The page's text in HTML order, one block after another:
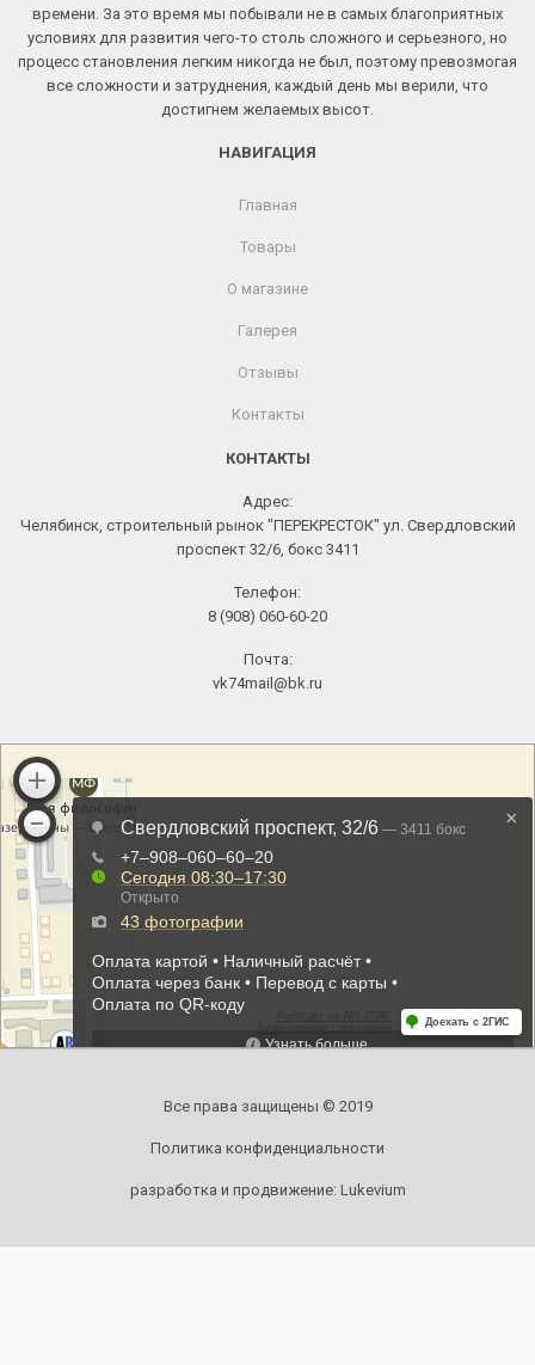
времени. За это время мы побывали не в самых благоприятных
условиях для развития чего-то столь сложного и серьезного, но
процесс становления легким никогда не был, поэтому превозмогая
все сложности и затруднения, каждый день мы верили, что
достигнем желаемых высот.
НАВИГАЦИЯ
Главная
Товары
О магазине
Галерея
Отзывы
Контакты
КОНТАКТЫ
Адрес:
Челябинск, строительный рынок "ПЕРЕКРЕСТОК" ул. Свердловский
проспект 32/6, бокс 3411
Телефон:
8 (908) 060-60-20
Почта:
vk74mail@bk.ru
Все права защищены © 2019
Политика конфиденциальности
разработка и продвижение: Lukevium